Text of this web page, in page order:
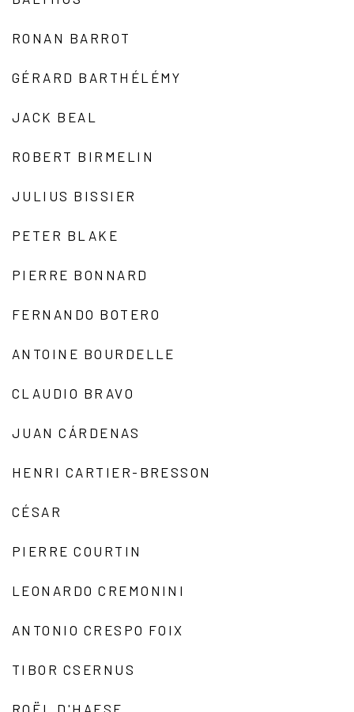
RONAN BARROT
GÉRARD BARTHÉLÉMY
JACK BEAL
ROBERT BIRMELIN
JULIUS BISSIER
PETER BLAKE
PIERRE BONNARD
FERNANDO BOTERO
ANTOINE BOURDELLE
CLAUDIO BRAVO
JUAN CÁRDENAS
HENRI CARTIER-BRESSON
CÉSAR
PIERRE COURTIN
LEONARDO CREMONINI
ANTONIO CRESPO FOIX
TIBOR CSERNUS
ROËL D'HAESE